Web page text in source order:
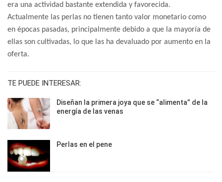
era una actividad bastante extendida y favorecida.
Actualmente las perlas no tienen tanto valor monetario como
en épocas pasadas, principalmente debido a que la mayoría de
ellas son cultivadas, lo que las ha devaluado por aumento en la
oferta.
TE PUEDE INTERESAR:
Diseñan la primera joya que se “alimenta” de la
energía de las venas
Perlas en el pene